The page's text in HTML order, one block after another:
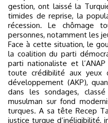
gestion, ont laissé la
timides de reprise, la
récession. Le chômage
personnes, notamment les
Face à cette situation, le
la coalition du parti
parti nationaliste et
toute crédibilité aux
développement (AKP),
dans les sondages,
musulman sur fond
turques. A sa tête Recep
justice turque d’inéligibilité,